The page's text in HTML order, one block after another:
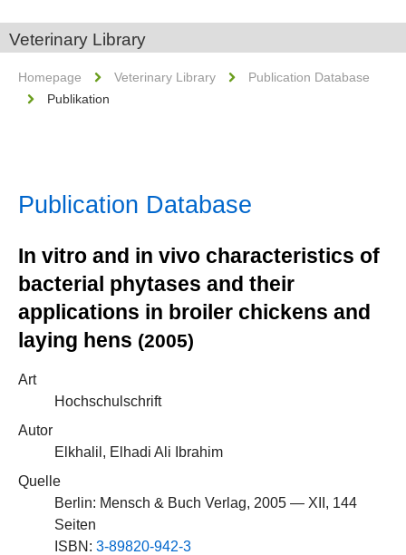
Veterinary Library
Homepage Veterinary Library
Publication Database
Publikation
Publication Database
In vitro and in vivo characteristics of
bacterial phytases and their
applications in broiler chickens and
laying hens (2005)
Art
Hochschulschrift
Autor
Elkhalil, Elhadi Ali Ibrahim
Quelle
Berlin: Mensch & Buch Verlag, 2005 — XII, 144
Seiten
ISBN: 3-89820-942-3